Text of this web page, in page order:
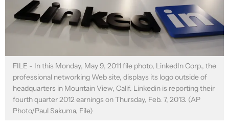
FILE - In this Monday, May 9, 2011 file photo, LinkedIn Corp., the
professional networking Web site, displays its logo outside of
headquarters in Mountain View, Calif. Linkedin is reporting their
fourth quarter 2012 earnings on Thursday, Feb. 7, 2013. (AP
Photo/Paul Sakuma, File)